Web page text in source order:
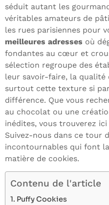
séduit autant les
véritables amateurs de
les rues parisiennes pour
meilleures adresses où
fondantes au cœur et
sélection regroupe des
leur savoir-faire, la
surtout cette texture si
différence. Que vous
au chocolat ou une
inédites, vous trouverez
Suivez-nous dans ce tour
incontournables qui font
matière de cookies.
Contenu de l'article
Puffy Cookies